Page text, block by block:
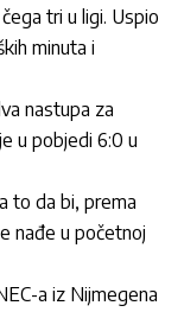
tri u ligi. Uspio
minuta i
nastupa za
u pobjedi 6:0 u
to da bi, prema
nađe u početnoj
a iz Nijmegena